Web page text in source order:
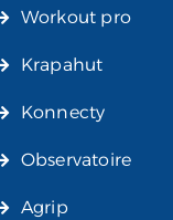
Workout pro
Krapahut
Konnecty
Observatoire
Agrip